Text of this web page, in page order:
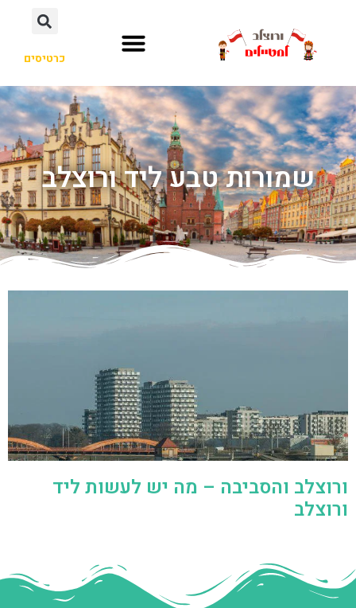
כרטיסים
שמורות טבע ליד ורוצלב
ורוצלב והסביבה – מה יש לעשות ליד
ורוצלב